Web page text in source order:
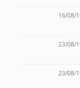
16/08/
23/08/
23/08/